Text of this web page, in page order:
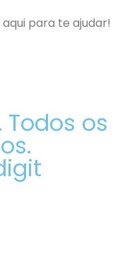
para te ajudar!
Todos os